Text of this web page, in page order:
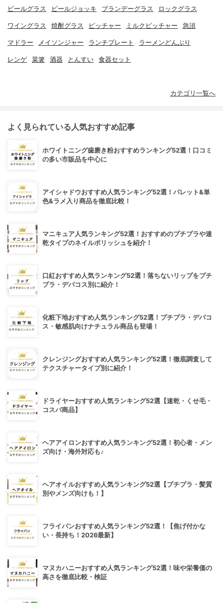
ビールグラス ビールジョッキ ブランデーグラス ロックグラス
ワイングラス 焼酎グラス ピッチャー ミルクピッチャー 急須
マドラー メイソンジャー ランチプレート ラーメンどんぶり
レンゲ 菜箸 酒器 とんすい 食器セット
カテゴリ一覧へ
よく見られている人気おすすめ記事
ホワイトニング歯磨き粉おすすめランキング52選！口コミ
の多い市販品を中心に
アイシャドウおすすめ人気ランキング52選！パレット&単
色&ラメ入り商品を徹底比較！
マニキュア人気ランキング52選！おすすめのプチプラや速
乾タイプのネイルポリッシュを紹介！
口紅おすすめ人気ランキング52選！落ちないリップをプチ
プラ・デパコス別に紹介！
化粧下地おすすめ人気ランキング52選！プチプラ・デパコ
ス・敏感肌向けナチュラル商品も登場！
クレンジングおすすめ人気ランキング52選！徹底調査して
テクスチャータイプ別に紹介！
ドライヤーおすすめ人気ランキング52選【速乾・くせ毛・
コスパ商品】
ヘアアイロンおすすめ人気ランキング52選！初心者・メン
ズ向け・海外対応も♪
ヘアオイルおすすめ人気ランキング52選【プチプラ・髪質
別やメンズ向けも！】
フライパンおすすめ人気ランキング52選！【焦げ付かな
い・長持ち！2026最新】
マヌカハニーおすすめ人気ランキング52選！味や栄養価の
高さを徹底比較・検証